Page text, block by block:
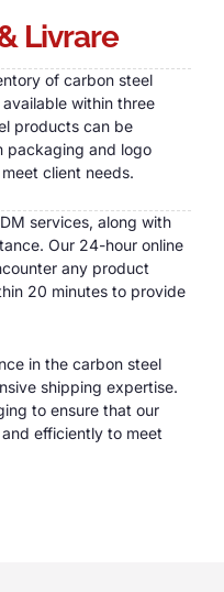
Livrare
of carbon steel
within three
products can be
packaging and logo
client needs.
services, along with
. Our 24-hour online
any product
20 minutes to provide
in the carbon steel
shipping expertise.
to ensure that our
efficiently to meet